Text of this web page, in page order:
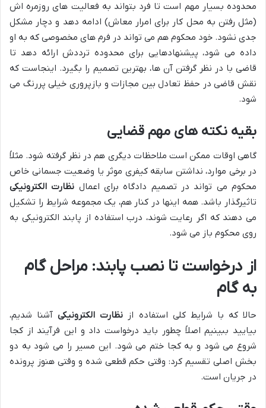
محدوده بسیار مهم است تا فرد بتواند به فعالیت های روزمره اش
(مثل رفتن به محل کار برای امرار معاش) ادامه دهد و دچار مشکل
جدی نشود. خود محکوم هم می تواند در فرم های مخصوصی که به او
داده می شود، پیشنهادهایی برای محدوده ترددش ارائه دهد تا
قاضی با در نظر گرفتن آن ها، بهترین تصمیم را بگیرد. اینجاست که
نقش قاضی در حفظ تعادل بین مجازات و بازپروری خیلی پررنگ می
شود.
بقیه نکته های مهم قضایی
گاهی اوقات ممکن است ملاحظات دیگری هم در نظر گرفته شود. مثلاً
در برخی موارد، نداشتن سابقه کیفری موثر یا وضعیت جسمانی خاص
محکوم می تواند در تصمیم دادگاه برای اعمال نظارت الکترونیکی
تاثیرگذار باشد. همه اینها در کنار هم، یک مجموعه شرایط را تشکیل
می دهند که اگر رعایت شوند، درب استفاده از پابند الکترونیکی به
روی محکوم باز می شود.
از درخواست تا نصب پابند: مراحل گام
به گام
حالا که با شرایط کلی استفاده از نظارت الکترونیکیآشنا شدیم،
بیایید ببینیم اصلاً چطور باید درخواست داد و این فرآیند از کجا
شروع می شود و به کجا ختم می شود. این مسیر را می شود به دو
بخش اصلی تقسیم کرد: وقتی حکم قطعی شده و وقتی هنوز پرونده
در جریان است.